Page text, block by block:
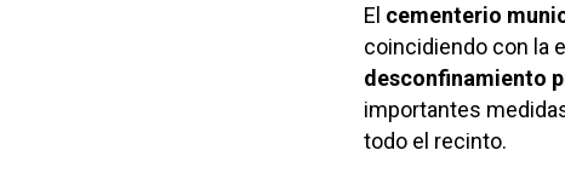
El cementerio
coincidiendo con la
desconfinamiento
importantes
todo el recinto.